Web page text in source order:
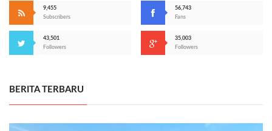
9,455
Subscribers
56,743
Fans
43,501
Followers
35,003
Followers
BERITA TERBARU